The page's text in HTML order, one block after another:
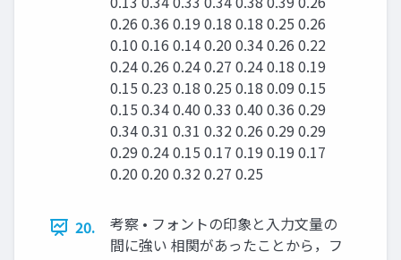
0.26 0.36 0.19 0.18 0.18 0.25 0.26
0.10 0.16 0.14 0.20 0.34 0.26 0.22
0.24 0.26 0.24 0.27 0.24 0.18 0.19
0.15 0.23 0.18 0.25 0.18 0.09 0.15
0.15 0.34 0.40 0.33 0.40 0.36 0.29
0.34 0.31 0.31 0.32 0.26 0.29 0.29
0.29 0.24 0.15 0.17 0.19 0.19 0.17
0.20 0.20 0.32 0.27 0.25
20.
考察 • フォントの印象と入力文量の
間に強い 相関があったことから，フ